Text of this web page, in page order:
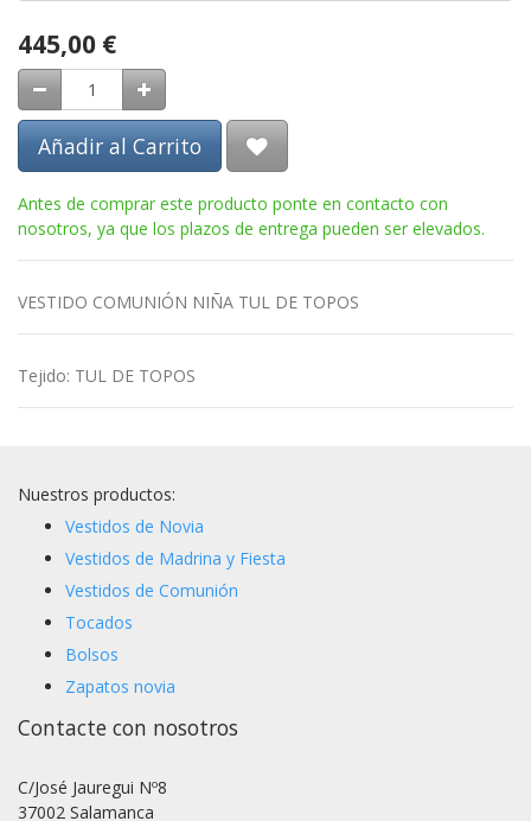
445,00 €
Añadir al Carrito
Antes de comprar este producto ponte en contacto con
nosotros, ya que los plazos de entrega pueden ser elevados.
VESTIDO COMUNIÓN NIÑA TUL DE TOPOS
Tejido: TUL DE TOPOS
Nuestros productos:
Vestidos de Novia
Vestidos de Madrina y Fiesta
Vestidos de Comunión
Tocados
Bolsos
Zapatos novia
Contacte con nosotros
C/José Jauregui Nº8
37002 Salamanca